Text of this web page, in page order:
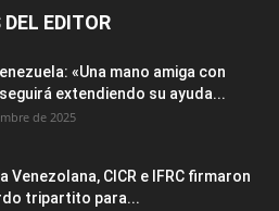
EDITOR
«Una mano amiga con
extendiendo su ayuda...
de 2025
Venezolana, CICR e IFRC firmaron
tripartito para...